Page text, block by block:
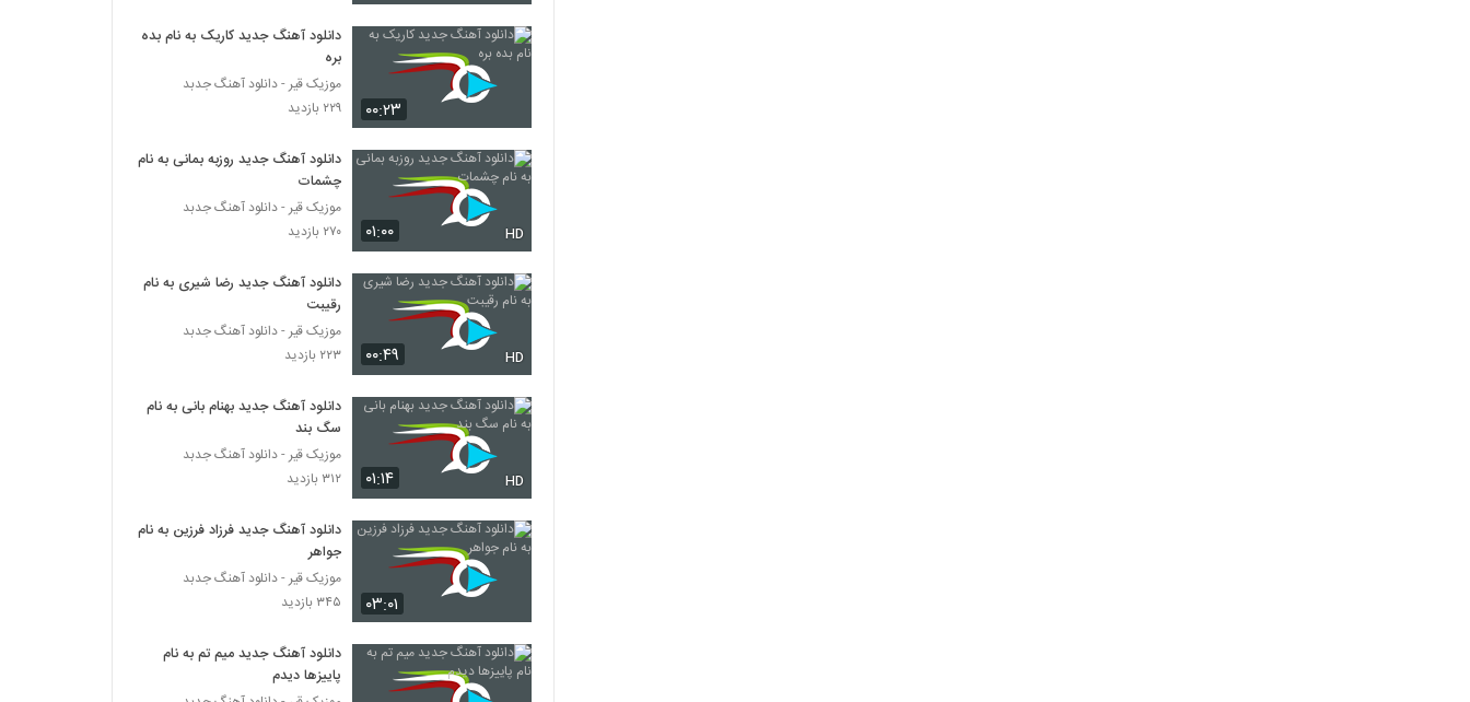
دانلود آهنگ جدید و زیبای راما برومند با نام
نفس
۳۳۲ بازدید
آهنگ ناز نکن از امید شیرازی(پاپ)
۳۸۷ بازدید
آهنگ آسون از اشکان سلیم(پاپ)
۳۰۵ بازدید
Naser Pourkaram Shode Hame
Donyam
۶۳۷ بازدید
Vahid Hojati Age Ghol Bedi
۲۵۱ بازدید
موزیک زیبای اذیتم نکن از مهران فهیمی
موزیک زیبای جاده ی دور از مهدی تهرانی
۲۸۷ بازدید
علی مقامی آهنگ امشب
۵۴۷ بازدید
۰۰:۲۳
دانلود آهنگ جدید کاریک به نام بده
بره
موزیک قیر - دانلود آهنگ جدبد
۲۲۹ بازدید
۰۱:۰۰ HD
دانلود آهنگ جدید روزبه بمانی به نام
چشمات
موزیک قیر - دانلود آهنگ جدبد
۲۷۰ بازدید
۰۰:۴۹ HD
دانلود آهنگ جدید رضا شیری به نام
رقیبت
موزیک قیر - دانلود آهنگ جدبد
۲۲۳ بازدید
۰۱:۱۴ HD
دانلود آهنگ جدید بهنام بانی به نام
سگ بند
موزیک قیر - دانلود آهنگ جدبد
۳۱۲ بازدید
۰۳:۰۱
دانلود آهنگ جدید فرزاد فرزین به نام
جواهر
موزیک قیر - دانلود آهنگ جدبد
۳۴۵ بازدید
دانلود آهنگ جدید میم تم به نام
پاییزها دیدم